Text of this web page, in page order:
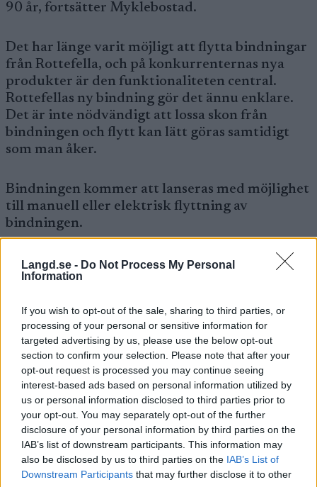
Langd.se - Do Not Process My Personal
Information
If you wish to opt-out of the sale, sharing to third parties, or
processing of your personal or sensitive information for
targeted advertising by us, please use the below opt-out
section to confirm your selection. Please note that after your
opt-out request is processed you may continue seeing
interest-based ads based on personal information utilized by
us or personal information disclosed to third parties prior to
your opt-out. You may separately opt-out of the further
disclosure of your personal information by third parties on the
IAB’s list of downstream participants. This information may
also be disclosed by us to third parties on the IAB’s List of
Downstream Participants that may further disclose it to other
90 år, fortsätter Myklebostad.
Det har länge varit möjligt att flytta bindningar
från Rottefella, och på konkurrenternas nya
produkter är den funktionaliteten central.
Rottefellas ny bindning gör det ännu enklare.
Det är inte nödvändigt att lossa skon från
bindningen och flytt kan lätt göras samtidigt
som man åker.
Bindningen kommer att lanseras med möjlighet
till manuell eller elektrisk flyttning av
bindningen.